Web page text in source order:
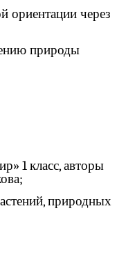
ориентации через
природы
1 класс, авторы
природных